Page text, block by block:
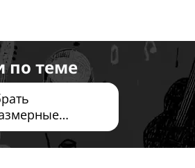
по теме
и
наушники